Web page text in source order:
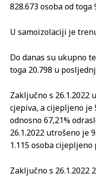
828.673 osoba od
U samoizolaciji je
Do danas su ukupno
toga 20.798 u
Zaključno s 26.1.2022
cjepiva, a cijepljeno je
odnosno 67,21%
26.1.2022 utrošeno je
1.115 osoba cijepljeno
Zaključno s 26.1.2022